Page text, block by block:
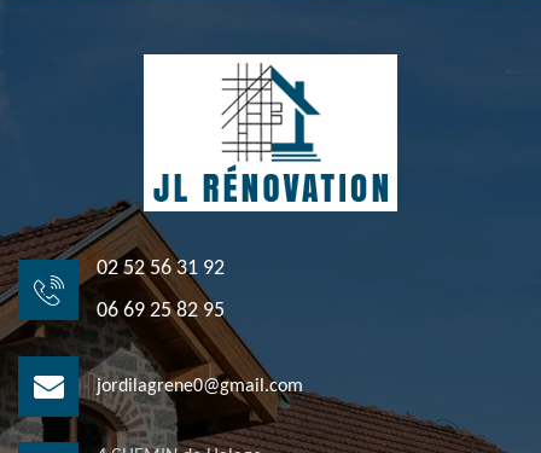
02 52 56 31 92
06 69 25 82 95
jordilagrene0@gmail.com